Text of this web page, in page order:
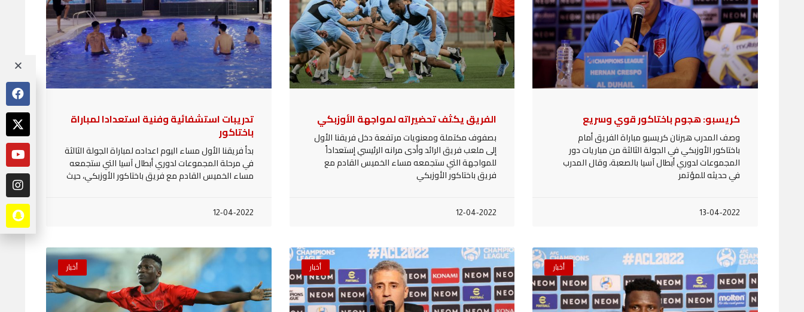
كريسبو: هجوم باختاكور قوي وسريع
وصف المدرب هيرنان كريسبو مباراة الفريق أمام
باختاكور الأوزبكي في الجولة الثالثة من مباريات دور
المجموعات لدوري أبطال آسيا بالصعبة، وقال المدرب
في حديثه للمؤتمر
13-04-2022
الفريق يكثف تحضيراته لمواجهة الأوزبكي
بصفوف مكتملة ومعنويات مرتفعة دخل فريقنا الأول
إلى ملعب فريق الرائد وأدى مرانه الرئيسي إستعداداً
للمواجهة التي ستجمعه مساء الخميس القادم مع
فريق باختاكور الأوزبكي
12-04-2022
تدريبات استشفائية وفنية استعدادا لمباراة
باختاكور
بدأ فريقنا الأول مساء اليوم اعداده لمباراة الجولة الثالثة
في مرحلة المجموعات لدوري أبطال آسيا التي ستجمعه
مساء الخميس القادم مع فريق باختاكور الأوزبكي، حيث
12-04-2022
أخبار أخبار أخبار